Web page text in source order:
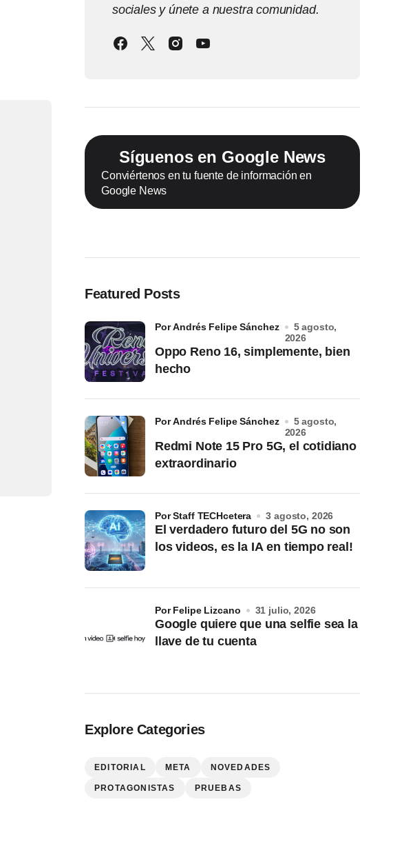
sociales y únete a nuestra comunidad.
Síguenos en Google News
Conviértenos en tu fuente de información en
Google News
Featured Posts
Oppo Reno 16, simplemente, bien
hecho
por Andrés Felipe Sánchez
5 agosto,
2026
Redmi Note 15 Pro 5G, el cotidiano
extraordinario
por Andrés Felipe Sánchez
5 agosto,
2026
El verdadero futuro del 5G no son
los videos, es la IA en tiempo real!
por Staff TECHcetera 3 agosto, 2026
Google quiere que una selfie sea la
llave de tu cuenta
por Felipe Lizcano 31 julio, 2026
Explore Categories
EDITORIAL META NOVEDADES
PROTAGONISTAS PRUEBAS